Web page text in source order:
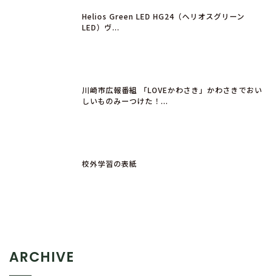
Helios Green LED HG24（ヘリオスグリーン
LED）ヴ...
川崎市広報番組 「LOVEかわさき」かわさきでおい
しいものみーつけた！...
校外学習の表紙
ARCHIVE